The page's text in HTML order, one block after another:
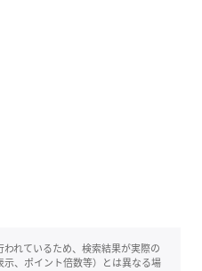
れているため、検索結果が実際の
、ポイント倍数等）とは異なる場